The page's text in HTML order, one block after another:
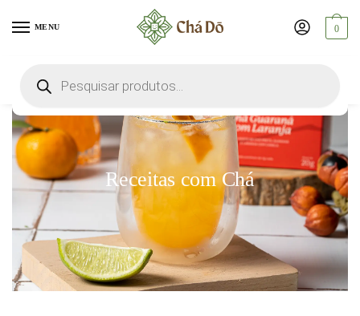
MENU 0
Receitas com Chá